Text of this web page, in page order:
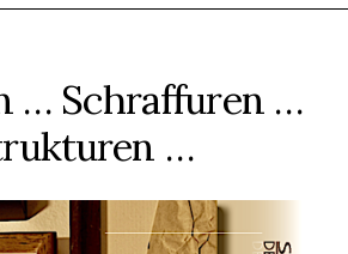
… Schraffuren …
…